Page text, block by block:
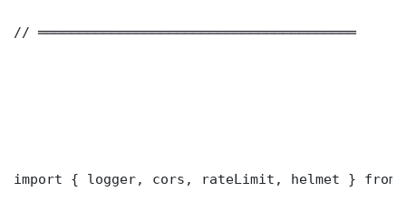
// ═══════════════════════════════════════
import { logger, cors, rateLimit, helmet } from